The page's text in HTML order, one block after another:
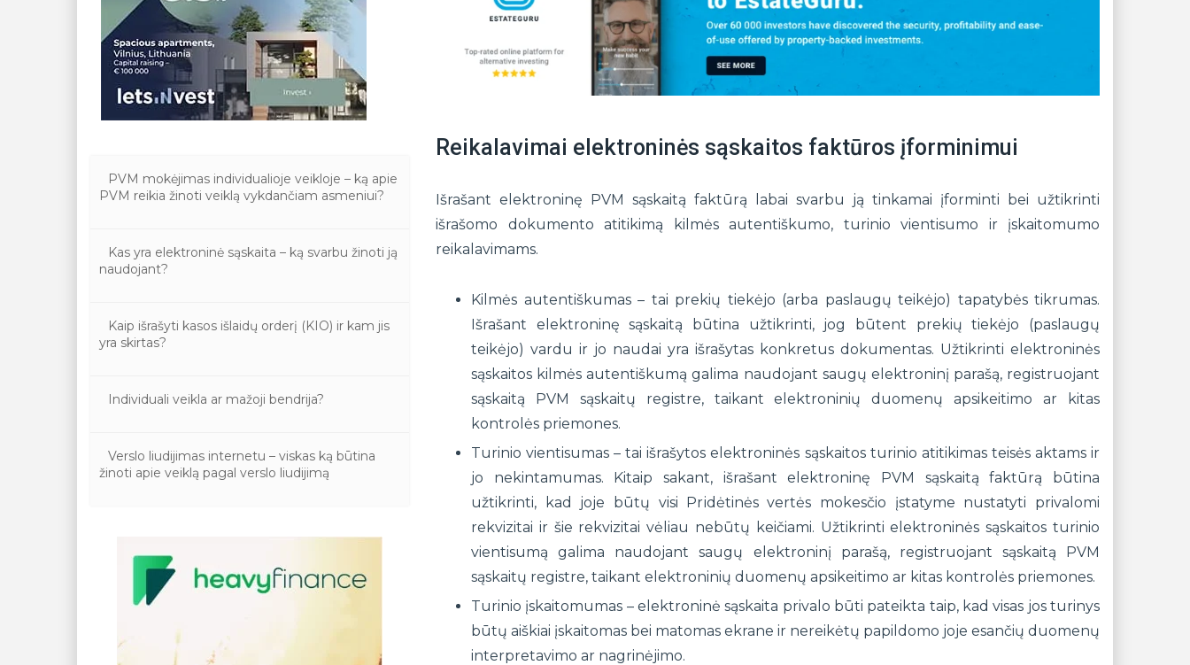
Reikalavimai elektroninės sąskaitos faktūros įforminimui
Išrašant elektroninę PVM sąskaitą faktūrą labai svarbu ją tinkamai įforminti bei užtikrinti
išrašomo dokumento atitikimą kilmės autentiškumo, turinio vientisumo ir įskaitomumo
reikalavimams.
Kilmės autentiškumas – tai prekių tiekėjo (arba paslaugų teikėjo) tapatybės tikrumas.
Išrašant elektroninę sąskaitą būtina užtikrinti, jog būtent prekių tiekėjo (paslaugų
teikėjo) vardu ir jo naudai yra išrašytas konkretus dokumentas. Užtikrinti elektroninės
sąskaitos kilmės autentiškumą galima naudojant saugų elektroninį parašą, registruojant
sąskaitą PVM sąskaitų registre, taikant elektroninių duomenų apsikeitimo ar kitas
kontrolės priemones.
Turinio vientisumas – tai išrašytos elektroninės sąskaitos turinio atitikimas teisės aktams ir
jo nekintamumas. Kitaip sakant, išrašant elektroninę PVM sąskaitą faktūrą būtina
užtikrinti, kad joje būtų visi Pridėtinės vertės mokesčio įstatyme nustatyti privalomi
rekvizitai ir šie rekvizitai vėliau nebūtų keičiami. Užtikrinti elektroninės sąskaitos turinio
vientisumą galima naudojant saugų elektroninį parašą, registruojant sąskaitą PVM
sąskaitų registre, taikant elektroninių duomenų apsikeitimo ar kitas kontrolės priemones.
Turinio įskaitomumas – elektroninė sąskaita privalo būti pateikta taip, kad visas jos turinys
būtų aiškiai įskaitomas bei matomas ekrane ir nereikėtų papildomo joje esančių duomenų
interpretavimo ar nagrinėjimo.
PVM mokėjimas individualioje veikloje – ką apie
PVM reikia žinoti veiklą vykdančiam asmeniui?
Kas yra elektroninė sąskaita – ką svarbu žinoti ją
naudojant?
Kaip išrašyti kasos išlaidų orderį (KIO) ir kam jis
yra skirtas?
Individuali veikla ar mažoji bendrija?
Verslo liudijimas internetu – viskas ką būtina
žinoti apie veiklą pagal verslo liudijimą